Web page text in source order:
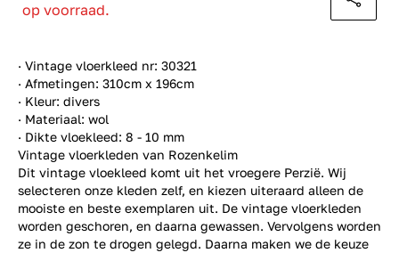
· Vintage vloerkleed nr: 30321
· Afmetingen: 310cm x 196cm
· Kleur: divers
· Materiaal: wol
· Dikte vloekleed: 8 - 10 mm
Vintage vloerkleden van Rozenkelim
Dit vintage vloekleed komt uit het vroegere Perzië. Wij
selecteren onze kleden zelf, en kiezen uiteraard alleen de
mooiste en beste exemplaren uit. De vintage vloerkleden
worden geschoren, en daarna gewassen. Vervolgens worden
ze in de zon te drogen gelegd. Daarna maken we de keuze
op voorraad.